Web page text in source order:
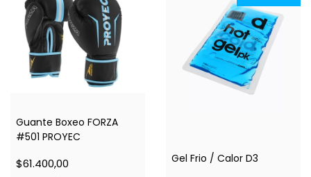
Guante Boxeo FORZA
#501 PROYEC
$61.400,00 Gel Frio / Calor D3